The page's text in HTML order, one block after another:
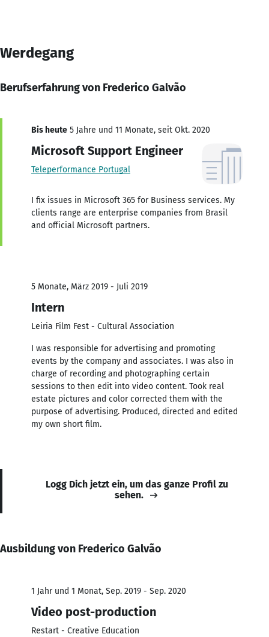
Werdegang
Berufserfahrung von Frederico Galvão
Bis heute 5 Jahre und 11 Monate, seit Okt. 2020
Microsoft Support Engineer
Teleperformance Portugal
I fix issues in Microsoft 365 for Business services. My
clients range are enterprise companies from Brasil
and official Microsoft partners.
5 Monate, März 2019 - Juli 2019
Intern
Leiria Film Fest - Cultural Association
I was responsible for advertising and promoting
events by the company and associates. I was also in
charge of recording and photographing certain
sessions to then edit into video content. Took real
estate pictures and color corrected them with the
purpose of advertising. Produced, directed and edited
my own short film.
Logg Dich jetzt ein, um das ganze Profil zu
sehen.
Ausbildung von Frederico Galvão
1 Jahr und 1 Monat, Sep. 2019 - Sep. 2020
Video post-production
Restart - Creative Education